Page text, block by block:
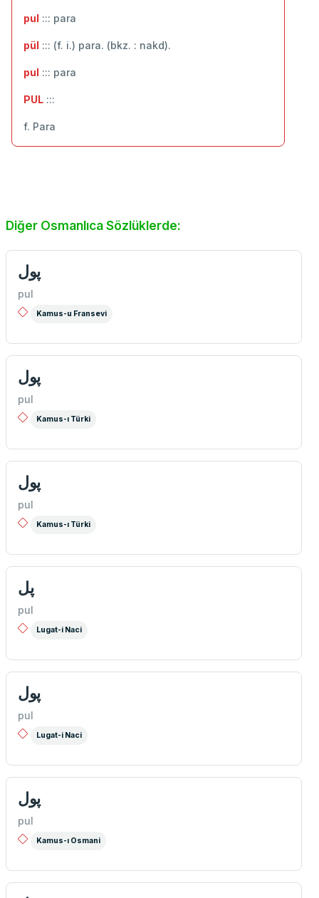
pul ::: ‬para
pül ::: (f. i.) para. (bkz. : nakd).
pul ::: para
PUL :::
f. Para
Diğer Osmanlıca Sözlüklerde:
پول
pul
Kamus-u Fransevi
پول
pul
Kamus-ı Türki
پول
pul
Kamus-ı Türki
پل
pul
Lugat-i Naci
پول
pul
Lugat-i Naci
پول
pul
Kamus-ı Osmani